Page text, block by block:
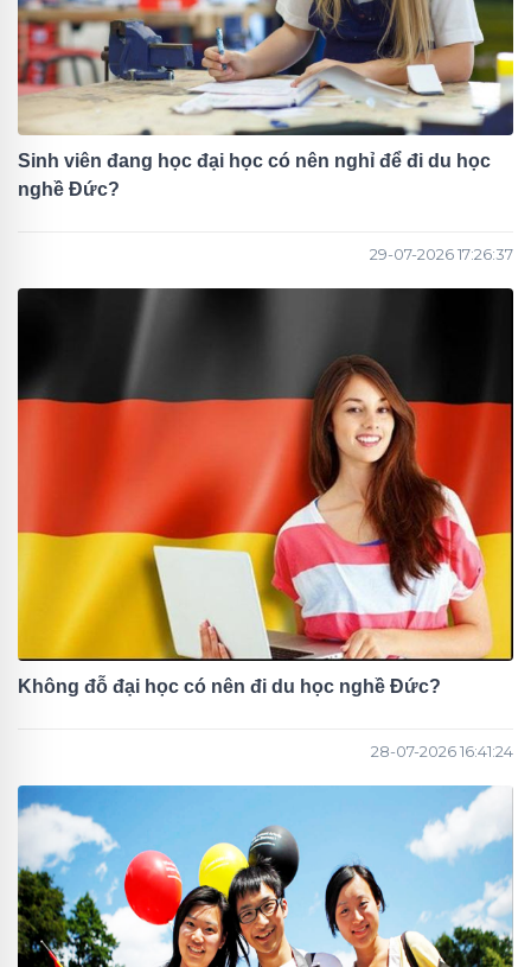
Sinh viên đang học đại học có nên nghỉ để đi du học
nghề Đức?
29-07-2026 17:26:37
Không đỗ đại học có nên đi du học nghề Đức?
28-07-2026 16:41:24